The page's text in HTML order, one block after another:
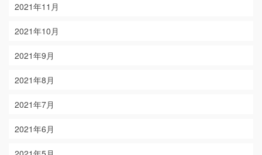
2021年11月
2021年10月
2021年9月
2021年8月
2021年7月
2021年6月